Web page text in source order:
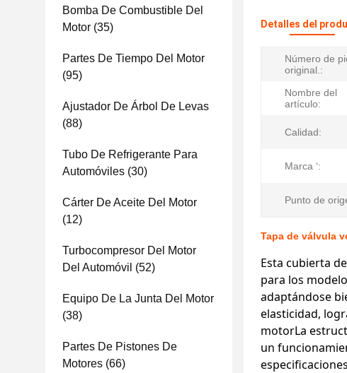
Bomba De Combustible Del
Motor (35)
Partes De Tiempo Del Motor
(95)
Ajustador De Árbol De Levas
(88)
Tubo De Refrigerante Para
Automóviles (30)
Cárter De Aceite Del Motor
(12)
Turbocompresor Del Motor
Del Automóvil (52)
Equipo De La Junta Del Motor
(38)
Partes De Pistones De
Motores (66)
Detalles del
Número de
original.:
Nombre del
artículo:
Calidad:
Marca ‘:
Punto de
Tapa de válvula
Esta cubierta
para los
adaptándose
elasticidad,
motorLa
un